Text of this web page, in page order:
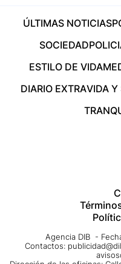
ÚLTIMAS NOTICIAS
SOCIEDAD
ESTILO DE VIDA
DIARIO EXTRAVIDA Y
Agencia DIB -
Contactos: